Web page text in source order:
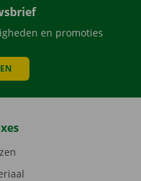
en promoties